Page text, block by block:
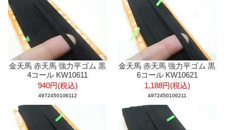
金天馬 赤天馬 強力平ゴム 黒
4コール KW10611
940円(税込)
4972450106112
金天馬 赤天馬 強力平ゴム 黒
6コール KW10621
1,188円(税込)
4972450106211